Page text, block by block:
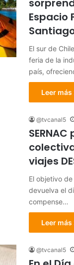
Espacio
El sur de
feria de la
país,
Leer más
@tvcanal5
viajes
El objetivo
devuelva el
compense…
Leer más
@tvcanal5